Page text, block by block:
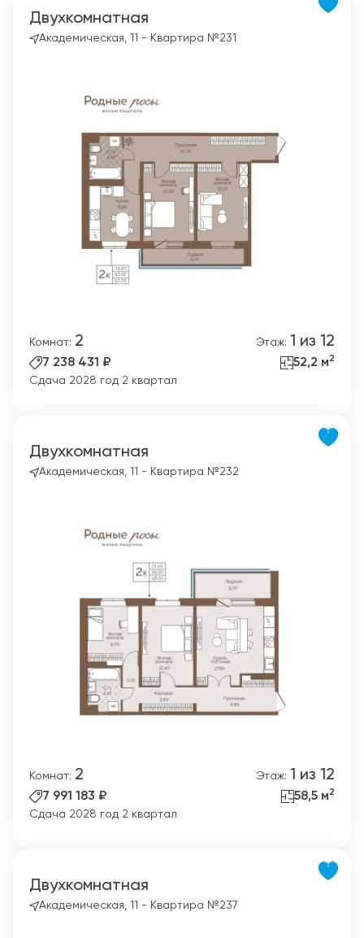
Двухкомнатная
Академическая, 11 - Квартира №231
Комнат: 2 Этаж: 1 из 12
7 238 431 ₽ 52,2 м2
Сдача 2028 год 2 квартал
Двухкомнатная
Академическая, 11 - Квартира №232
Комнат: 2 Этаж: 1 из 12
7 991 183 ₽ 58,5 м2
Сдача 2028 год 2 квартал
Двухкомнатная
Академическая, 11 - Квартира №237